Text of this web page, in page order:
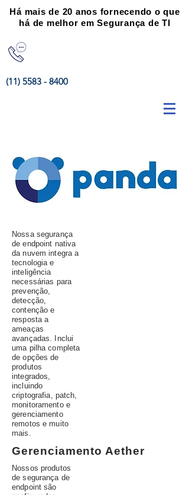
Há mais de 20 anos fornecendo o que
há de melhor em Segurança de TI
(11) 5583 - 8400
Nossa segurança
de endpoint nativa
da nuvem integra a
tecnologia e
inteligência
necessárias para
prevenção,
detecção,
contenção e
resposta a
ameaças
avançadas. Inclui
uma pilha completa
de opções de
produtos
integrados,
incluindo
criptografia, patch,
monitoramento e
gerenciamento
remotos e muito
mais.
Gerenciamento Aether
Nossos produtos
de segurança de
endpoint são